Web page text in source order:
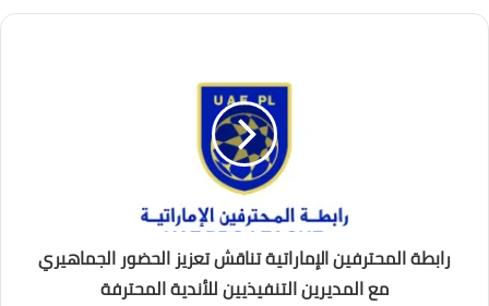
رابطة المحترفين الإماراتية تناقش تعزيز الحضور الجماهيري
مع المديرين التنفيذيين للأندية المحترفة